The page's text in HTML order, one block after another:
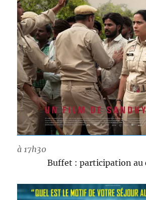
à 17h30
Buffet : participation au